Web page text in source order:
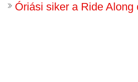
Óriási siker a Ride